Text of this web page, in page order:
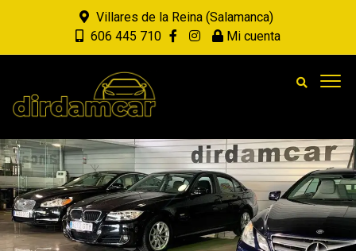
Villares de la Reina (Salamanca)
606 445 710
Mi cuenta